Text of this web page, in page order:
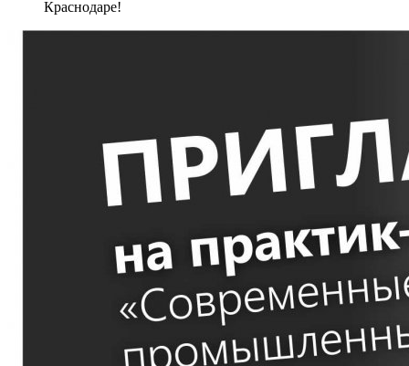
Краснодаре!